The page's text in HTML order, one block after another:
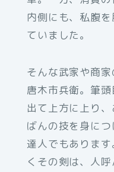
内側にも、私腹
ていました。
そんな武家や商
唐木市兵衛。筆
出て上方に上り
ばんの技を身に
達人でもありま
くその剣は、人